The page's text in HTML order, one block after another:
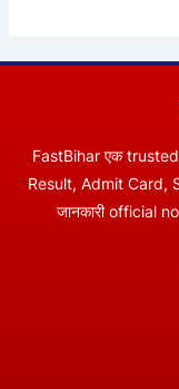
FastBihar एक
Result, Admit Card,
जानकारी official